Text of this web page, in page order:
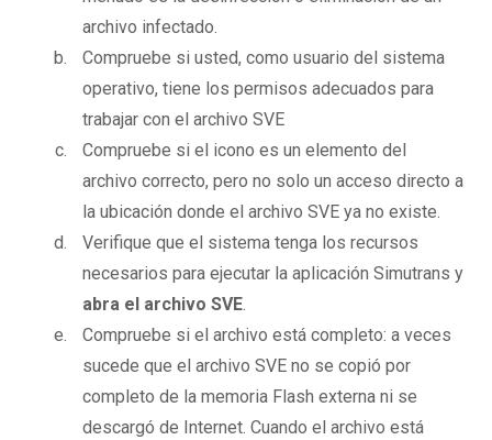
archivo infectado.
Compruebe si usted, como usuario del sistema
operativo, tiene los permisos adecuados para
trabajar con el archivo SVE
Compruebe si el icono es un elemento del
archivo correcto, pero no solo un acceso directo a
la ubicación donde el archivo SVE ya no existe.
Verifique que el sistema tenga los recursos
necesarios para ejecutar la aplicación Simutrans y
abra el archivo SVE.
Compruebe si el archivo está completo: a veces
sucede que el archivo SVE no se copió por
completo de la memoria Flash externa ni se
descargó de Internet. Cuando el archivo está